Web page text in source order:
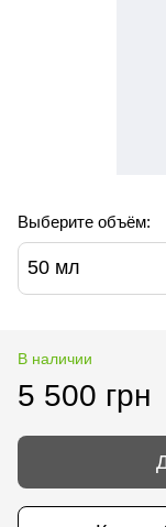
Выберите объём:
50 мл
В наличии
5 500 грн